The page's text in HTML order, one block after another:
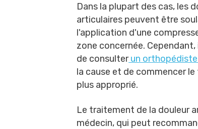
Dans la plupart des cas, les
articulaires peuvent être
l'application d'une
zone concernée.
de consulterun orthopédiste
la cause et de commencer
plus approprié.
Le traitement de la douleur
médecin, qui peut